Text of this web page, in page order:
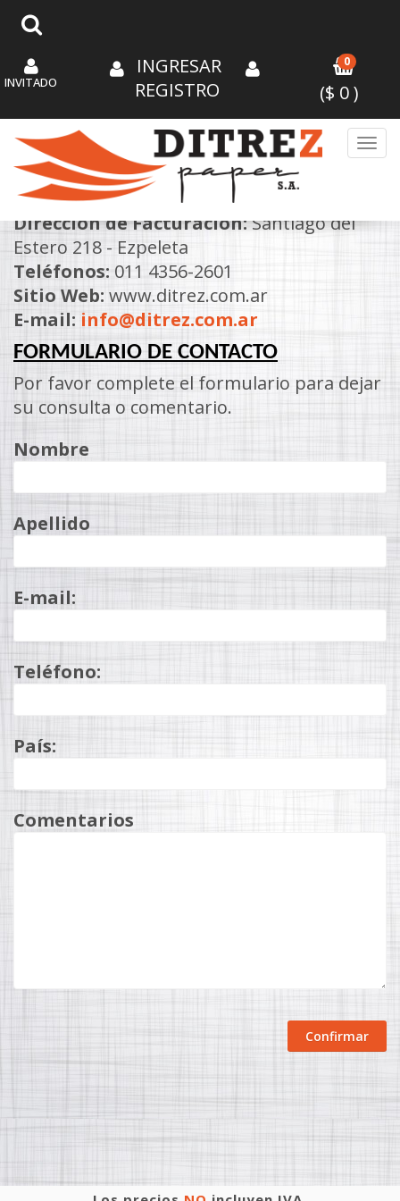
INVITADO
INGRESAR
REGISTRO
0
($ 0)
CONTÁCTENOS
Dirección de Facturación:Santiago del
Estero 218 - Ezpeleta
Teléfonos: 011 4356-2601
Sitio Web: www.ditrez.com.ar
E-mail: info@ditrez.com.ar
FORMULARIO DE CONTACTO
Por favor complete el formulario para dejar
su consulta o comentario.
Nombre
Apellido
E-mail:
Teléfono:
País:
Comentarios
Confirmar